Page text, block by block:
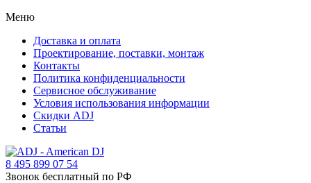
Меню
Доставка и оплата
Проектирование, поставки, монтаж
Контакты
Политика конфиденциальности
Сервисное обслуживание
Условия использования информации
Скидки ADJ
Статьи
8 495 899 07 54
Звонок бесплатный по РФ